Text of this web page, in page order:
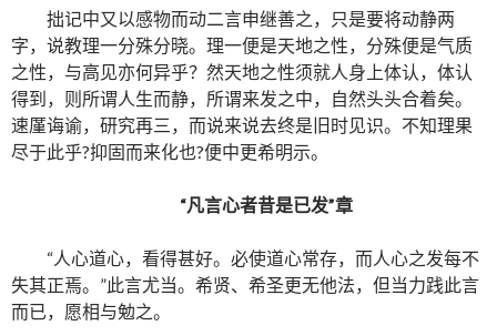
拙记中又以感物而动二言申继善之，只是要将动静两
字，说教理一分殊分晓。理一便是天地之性，分殊便是气质
之性，与高见亦何异乎？然天地之性须就人身上体认，体认
得到，则所谓人生而静，所谓来发之中，自然头头合着矣。
速厪诲谕，研究再三，而说来说去终是旧时见识。不知理果
尽于此乎?抑固而来化也?便中更希明示。
“凡言心者昔是已发”章
“人心道心，看得甚好。必使道心常存，而人心之发每不
失其正焉。”此言尤当。希贤、希圣更无他法，但当力践此言
而已，愿相与勉之。